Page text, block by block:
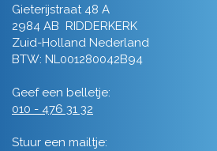
Gieterijstraat 48 A
2984 AB RIDDERKERK
Zuid-Holland Nederland
BTW: NL001280042B94
Geef een belletje:
010 - 476 31 32
Stuur een mailtje: